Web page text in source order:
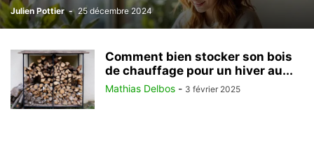
Julien Pottier - 25 décembre 2024
Comment bien stocker son bois
de chauffage pour un hiver au...
Mathias Delbos - 3 février 2025